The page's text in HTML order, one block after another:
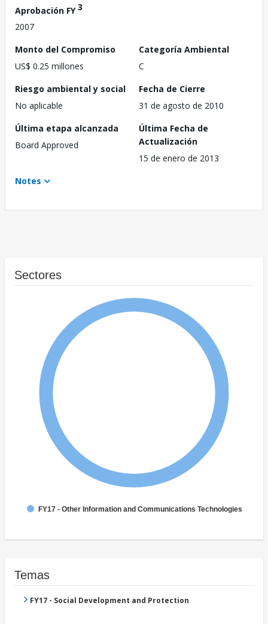
Aprobación FY3
2007
Monto del Compromiso
US$ 0.25 millones
Categoría Ambiental
C
Riesgo ambiental y social
No aplicable
Fecha de Cierre
31 de agosto de 2010
Última etapa alcanzada
Board Approved
Última Fecha de
Actualización
15 de enero de 2013
Notes
Sectores
FY17 - Other Information and Communications Technologies
Temas
FY17 - Social Development and Protection